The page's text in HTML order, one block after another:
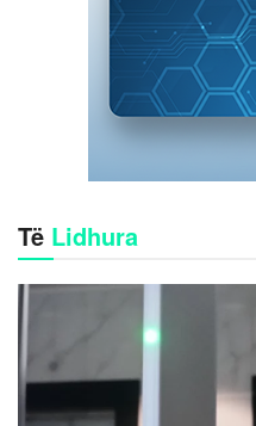
Të Lidhura